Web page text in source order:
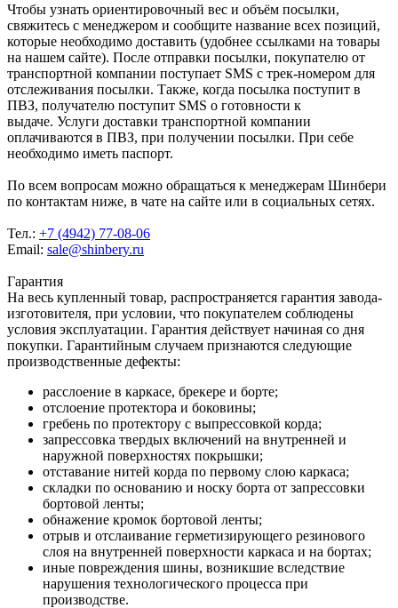
Чтобы узнать ориентировочный вес и объём посылки,
свяжитесь с менеджером и сообщите название всех позиций,
которые необходимо доставить (удобнее ссылками на товары
на нашем сайте). После отправки посылки, покупателю от
транспортной компании поступает SMS с трек-номером для
отслеживания посылки. Также, когда посылка поступит в
ПВЗ, получателю поступит SMS о готовности к
выдаче. Услуги доставки транспортной компании
оплачиваются в ПВЗ, при получении посылки. При себе
необходимо иметь паспорт.
По всем вопросам можно обращаться к менеджерам Шинбери
по контактам ниже, в чате на сайте или в социальных сетях.
Тел.: +7 (4942) 77-08-06
Email: sale@shinbery.ru
Гарантия
На весь купленный товар, распространяется гарантия завода-
изготовителя, при условии, что покупателем соблюдены
условия эксплуатации. Гарантия действует начиная со дня
покупки. Гарантийным случаем признаются следующие
производственные дефекты:
расслоение в каркасе, брекере и борте;
отслоение протектора и боковины;
гребень по протектору с выпрессовкой корда;
запрессовка твердых включений на внутренней и
наружной поверхностях покрышки;
отставание нитей корда по первому слою каркаса;
складки по основанию и носку борта от запрессовки
бортовой ленты;
обнажение кромок бортовой ленты;
отрыв и отслаивание герметизирующего резинового
слоя на внутренней поверхности каркаса и на бортах;
иные повреждения шины, возникшие вследствие
нарушения технологического процесса при
производстве.